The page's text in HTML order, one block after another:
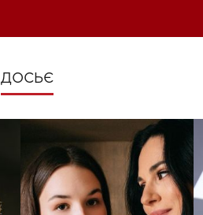
ДОСЬЄ